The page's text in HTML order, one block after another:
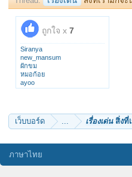
ถูกใจ x 7
Siranya
new_mansum
ผักขม
หมอก้อย
ayoo
Mantalay
เว็บบอร์ด ... เรื่องเด่นสิ่งที่เ
ภาษาไทย